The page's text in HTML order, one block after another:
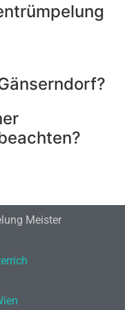
Meister